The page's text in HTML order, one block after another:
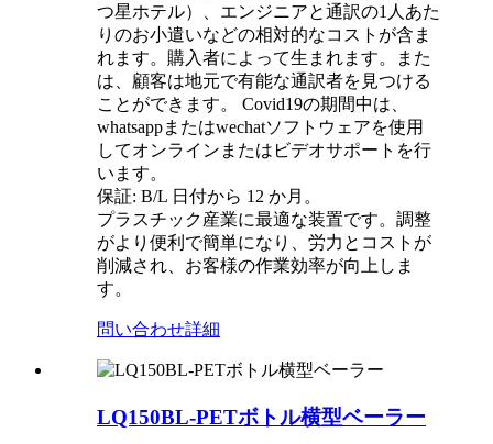
つ星ホテル）、エンジニアと通訳の1人あた
りのお小遣いなどの相対的なコストが含ま
れます。購入者によって生まれます。また
は、顧客は地元で有能な通訳者を見つける
ことができます。 Covid19の期間中は、
whatsappまたはwechatソフトウェアを使用
してオンラインまたはビデオサポートを行
います。
保証: B/L 日付から 12 か月。
プラスチック産業に最適な装置です。調整
がより便利で簡単になり、労力とコストが
削減され、お客様の作業効率が向上しま
す。
問い合わせ詳細
LQ150BL-PETボトル横型ベーラー